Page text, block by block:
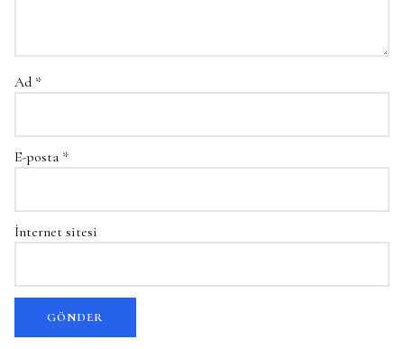
Ad *
E-posta *
İnternet sitesi